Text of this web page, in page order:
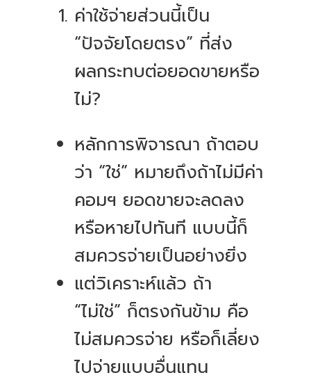
ค่าใช้จ่ายส่วนนี้เป็น
“ปัจจัยโดยตรง” ที่ส่ง
ผลกระทบต่อยอดขายหรือ
ไม่?
หลักการพิจารณา ถ้าตอบ
ว่า “ใช่” หมายถึงถ้าไม่มีค่า
คอมฯ ยอดขายจะลดลง
หรือหายไปทันที แบบนี้ก็
สมควรจ่ายเป็นอย่างยิ่ง
แต่วิเคราะห์แล้ว ถ้า
“ไม่ใช่” ก็ตรงกันข้าม คือ
ไม่สมควรจ่าย หรือก็เลี่ยง
ไปจ่ายแบบอื่นแทน